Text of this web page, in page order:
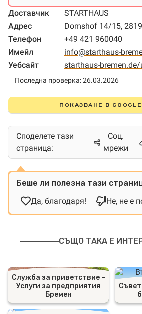
Доставчик
STARTHAUS
Адрес
Domshof 14/15,
Телефон
+49 421 960040
Имейл
info@starthaus-
Уебсайт
starthaus-bremen.de/
Последна проверка: 26.03.2026
ПОКАЗВАНЕ В GOOGLE
Споделете тази
страница:
Соц.
мрежи
Беше ли полезна тази
Да, благодаря!
Не, не е
СЪЩО ТАКА Е
Служба за приветствие –
Услуги за предприятия
Бремен